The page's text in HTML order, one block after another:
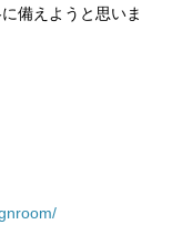
備えようと思いま